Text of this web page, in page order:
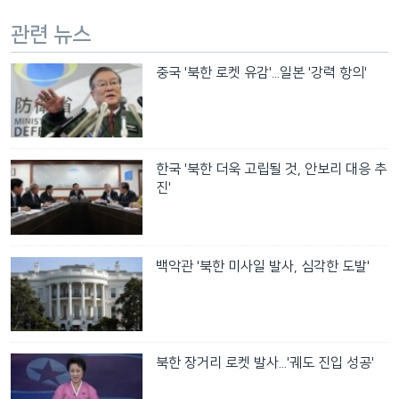
관련 뉴스
중국 '북한 로켓 유감'...일본 '강력 항의'
한국 '북한 더욱 고립될 것, 안보리 대응 추
진'
백악관 '북한 미사일 발사, 심각한 도발'
북한 장거리 로켓 발사...'궤도 진입 성공'